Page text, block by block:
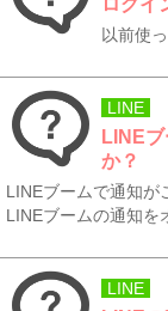
ログイ
以前使
LINE
LINE
か？
LINEブームで通知が
LINEブームの通知を
LINE